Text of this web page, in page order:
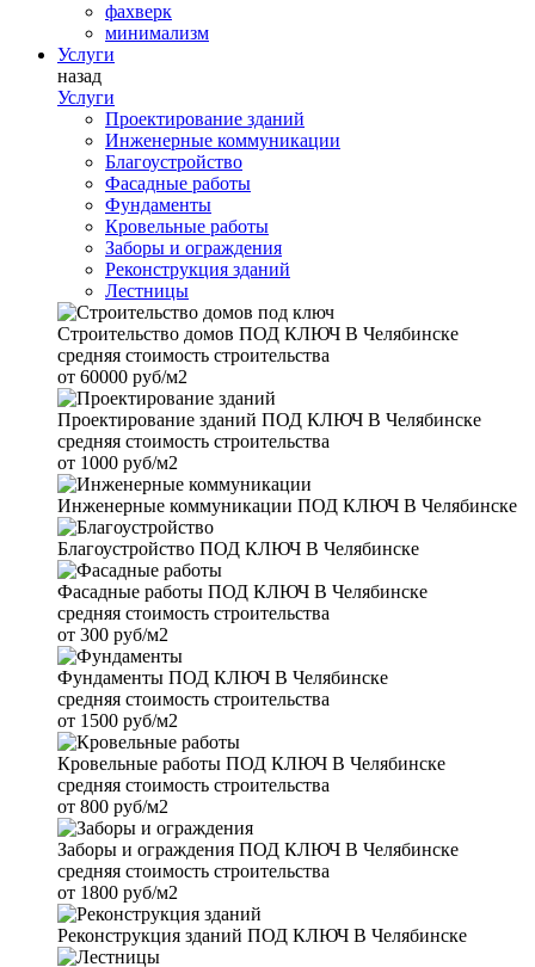
фахверк
минимализм
Услуги
назад
Услуги
Проектирование зданий
Инженерные коммуникации
Благоустройство
Фасадные работы
Фундаменты
Кровельные работы
Заборы и ограждения
Реконструкция зданий
Лестницы
Строительство домов ПОД КЛЮЧ В Челябинске
средняя стоимость строительства
от 60000 руб/м2
Проектирование зданий ПОД КЛЮЧ В Челябинске
средняя стоимость строительства
от 1000 руб/м2
Инженерные коммуникации ПОД КЛЮЧ В Челябинске
Благоустройство ПОД КЛЮЧ В Челябинске
Фасадные работы ПОД КЛЮЧ В Челябинске
средняя стоимость строительства
от 300 руб/м2
Фундаменты ПОД КЛЮЧ В Челябинске
средняя стоимость строительства
от 1500 руб/м2
Кровельные работы ПОД КЛЮЧ В Челябинске
средняя стоимость строительства
от 800 руб/м2
Заборы и ограждения ПОД КЛЮЧ В Челябинске
средняя стоимость строительства
от 1800 руб/м2
Реконструкция зданий ПОД КЛЮЧ В Челябинске